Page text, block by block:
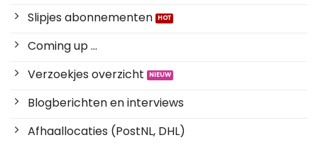
Slipjes abonnementen
Coming up ...
Verzoekjes overzicht
Blogberichten en interviews
Afhaallocaties (PostNL, DHL)